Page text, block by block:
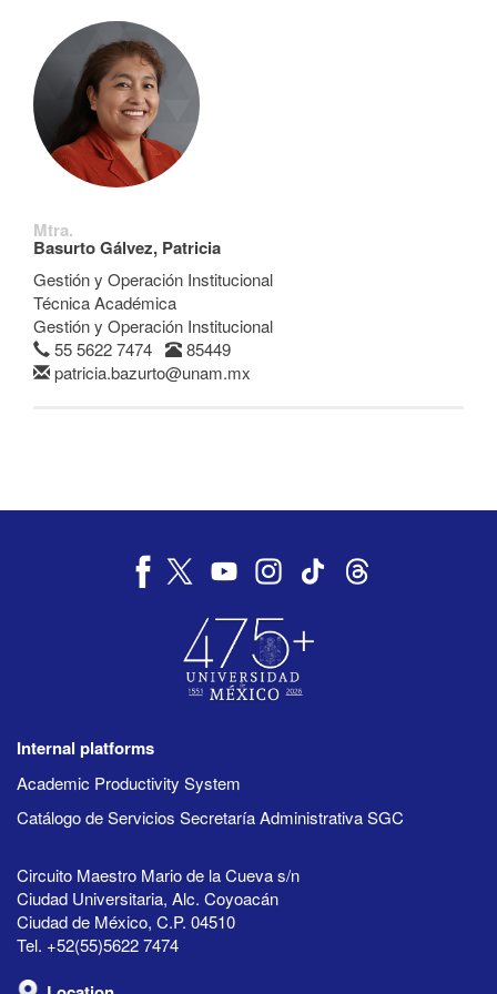
Mtra.
Basurto Gálvez, Patricia
Gestión y Operación Institucional
Técnica Académica
Gestión y Operación Institucional
55 5622 7474
85449
patricia.bazurto@unam.mx
Internal platforms
Academic Productivity System
Catálogo de Servicios Secretaría Administrativa SGC
Circuito Maestro Mario de la Cueva s/n
Ciudad Universitaria, Alc. Coyoacán
Ciudad de México, C.P. 04510
Tel. +52(55)5622 7474